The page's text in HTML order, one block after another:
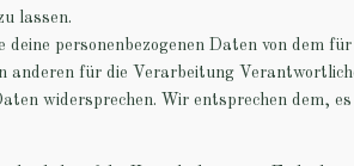
lassen.
personenbezogenen Daten von dem
anderen für die Verarbeitung
widersprechen. Wir entsprechen dem, es